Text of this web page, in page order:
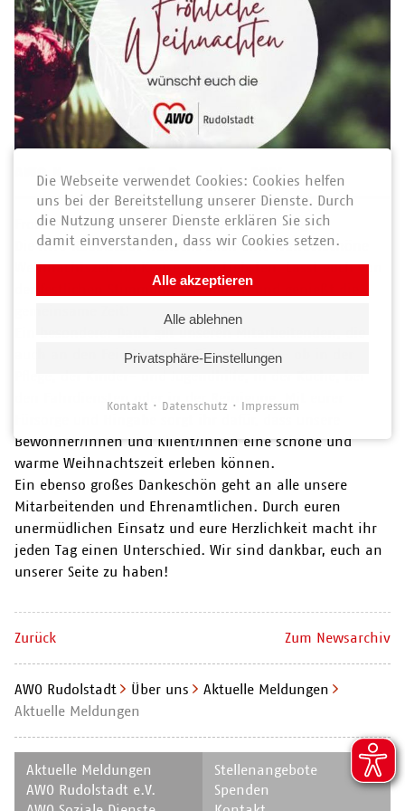
AWO News vom 19. Dezember 2024
Frohe Weihnachten und besinnliche Feiertage!
Die AWO Rudolstadt wünscht allen eine wunderschöne
Weihnachtszeit im Kreise eurer Liebsten. Lasst euch von
der festlichen Stimmung verzaubern und genießt die
auch an den Feiertagen im Einsatz sind – ob in der
Bewohner/innen und Klient/innen eine schöne und
warme Weihnachtszeit erleben können.
Ein ebenso großes Dankeschön geht an alle unsere
Mitarbeitenden und Ehrenamtlichen. Durch euren
unermüdlichen Einsatz und eure Herzlichkeit macht ihr
jeden Tag einen Unterschied. Wir sind dankbar, euch an
unserer Seite zu haben!
Zurück Zum Newsarchiv
AWO Rudolstadt Über uns
Aktuelle Meldungen
Aktuelle Meldungen
Navigation
überspringen
Aktuelle Meldungen
AWO Rudolstadt e.V.
Navigation
überspringen
Stellenangebote
Spenden
Die Webseite verwendet Cookies: Cookies helfen
uns bei der Bereitstellung unserer Dienste. Durch
die Nutzung unserer Dienste erklären Sie sich
damit einverstanden, dass wir Cookies setzen.
Alle akzeptieren
Alle ablehnen
Privatsphäre-Einstellungen
Kontakt Datenschutz Impressum